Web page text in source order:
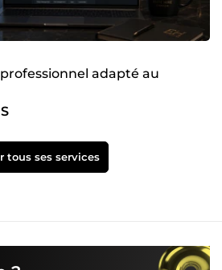
adapté au
tous ses services